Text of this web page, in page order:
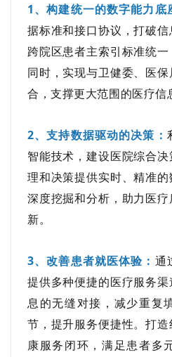
1、构建统一的数字能力底
据标准和接口协议，打破信
跨院区患者主索引标准统一
同时，实现与卫健委、医
合，支撑更大范围的医疗信
2、支持数据驱动的决策 ：
智能技术，建设医院综合
理和决策提供实时、精准
深度挖掘和分析，助力医
新。
3、改善患者就医体验 ： 通
提供多种便捷的医疗服务
息的无缝对接，减少重复
节，提升服务便捷性。打
康服务闭环，满足患者多